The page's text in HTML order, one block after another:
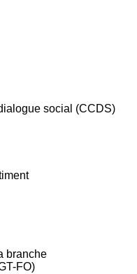
social (CCDS)
branche
FO)